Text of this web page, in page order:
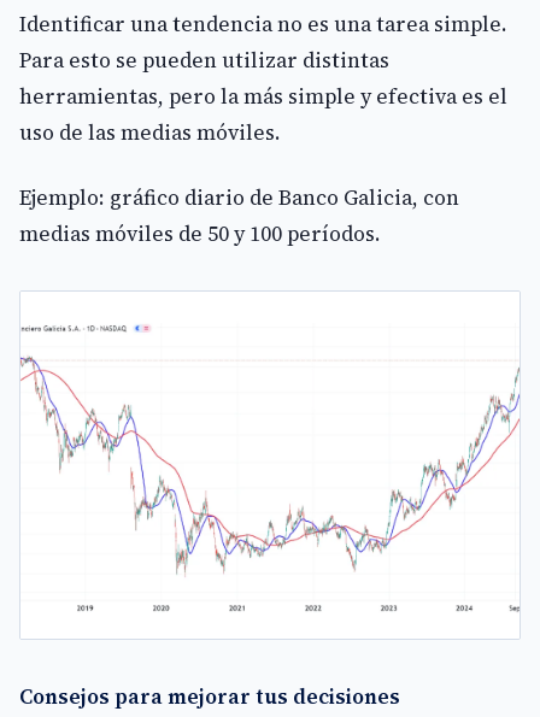
Identificar una tendencia no es una tarea simple.
Para esto se pueden utilizar distintas
herramientas, pero la más simple y efectiva es el
uso de las medias móviles.
Ejemplo: gráfico diario de Banco Galicia, con
medias móviles de 50 y 100 períodos.
Consejos para mejorar tus decisiones